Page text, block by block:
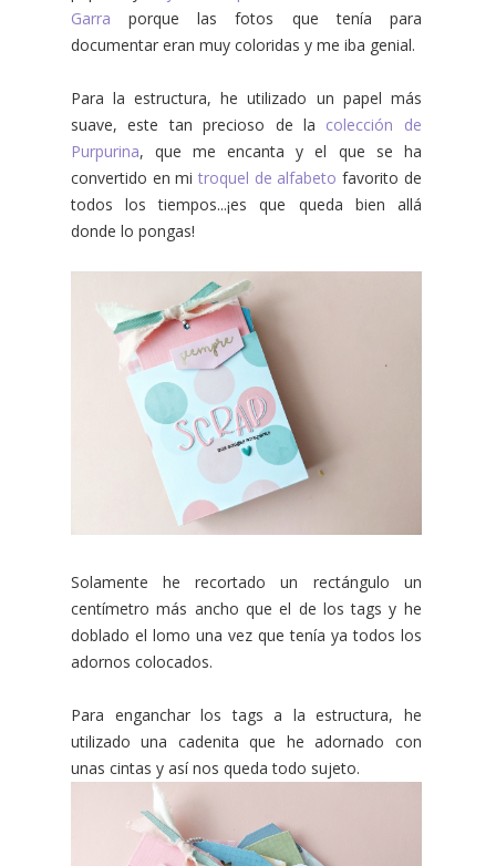
Garraporque las fotos que tenía para
documentar eran muy coloridas y me iba genial.
Para la estructura, he utilizado un papel más
suave, este tan precioso de la colección de
Purpurina, que me encanta y el que se ha
convertido en mitroquel de alfabetofavorito de
todos los tiempos...¡es que queda bien allá
donde lo pongas!
Solamente he recortado un rectángulo un
centímetro más ancho que el de los tags y he
doblado el lomo una vez que tenía ya todos los
adornos colocados.
Para enganchar los tags a la estructura, he
utilizado una cadenita que he adornado con
unas cintas y así nos queda todo sujeto.